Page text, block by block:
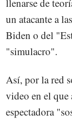
un atacante a
Biden o del
"simulacro".
Así, por la red
video en el que
espectadora